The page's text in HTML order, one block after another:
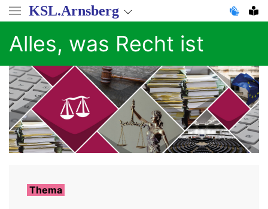
Direkt
zum
Inhalt
KSL.Arnsberg
Alles, was Recht ist
Thema